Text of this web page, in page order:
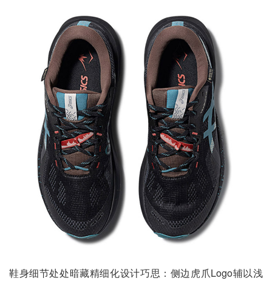
鞋身细节处处暗藏精细化设计巧思：侧边虎爪Logo辅以浅